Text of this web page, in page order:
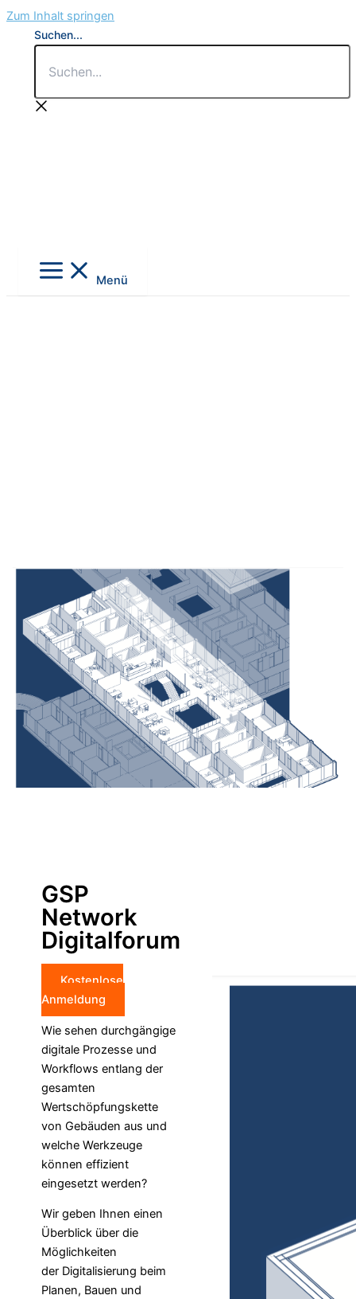
Zum Inhalt springen
Suchen...
Menü
GSP
Network
Digitalforum
Kostenlose
Anmeldung
Wie sehen durchgängige
digitale Prozesse und
Workflows entlang der
gesamten
Wertschöpfungskette
von Gebäuden aus und
welche Werkzeuge
können effizient
eingesetzt werden?
Wir geben Ihnen einen
Überblick über die
Möglichkeiten
der Digitalisierung beim
Planen, Bauen und